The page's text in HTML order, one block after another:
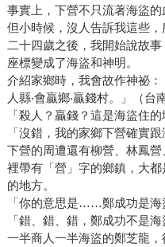
事實上，下營不只流著海盜的
但小時候，沒人告訴我這些，
二十四歲之後，我開始說故
座標變成了海盜和神明。
介紹家鄉時，我會故作神祕
人縣‧會贏鄉‧贏錢村。」（台
「殺人？贏錢？這是海盜住的
「沒錯，我的家鄉下營確實跟
下營的周遭還有柳營、林鳳
裡帶有「營」字的鄉鎮，大
的地方。
「你的意思是……鄭成功是海
「錯、錯、錯，鄭成功不是
一半商人一半海盜的鄭芝龍